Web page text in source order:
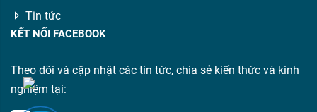
Tin tức
KẾT NỐI FACEBOOK
Theo dõi và cập nhật các tin tức, chia sẻ kiến thức và kinh
nghiệm tại: